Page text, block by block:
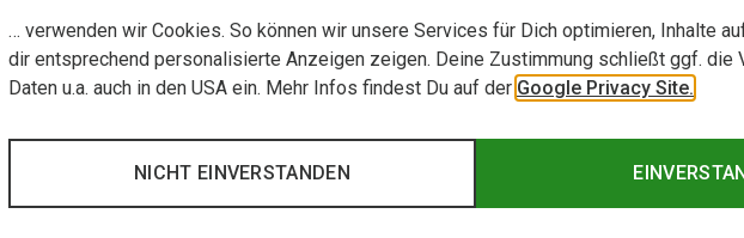
… verwenden wir Cookies. So können wir unsere Services für Dich optimieren, Inhalte
dir entsprechend personalisierte Anzeigen zeigen. Deine Zustimmung schließt ggf. die
Daten u.a. auch in den USA ein. Mehr Infos findest Du auf der Google Privacy Site.
NICHT EINVERSTANDEN